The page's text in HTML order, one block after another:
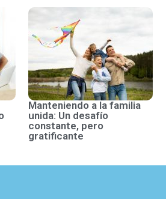
Manteniendo a la familia
unida: Un desafío
constante, pero
gratificante